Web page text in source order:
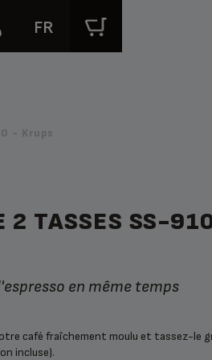
FR
- Krups
2 TASSES SS-
en même temps
café fraîchement moulu et tassez-le
incluse).